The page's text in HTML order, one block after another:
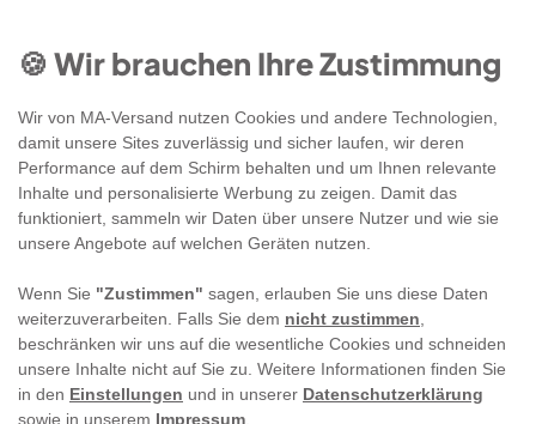
🍪 Wir brauchen Ihre Zustimmung
Wir von MA-Versand nutzen Cookies und andere Technologien,
damit unsere Sites zuverlässig und sicher laufen, wir deren
Performance auf dem Schirm behalten und um Ihnen relevante
Inhalte und personalisierte Werbung zu zeigen. Damit das
funktioniert, sammeln wir Daten über unsere Nutzer und wie sie
unsere Angebote auf welchen Geräten nutzen.
Wenn Sie "Zustimmen" sagen, erlauben Sie uns diese Daten
weiterzuverarbeiten. Falls Sie dem nicht zustimmen
beschränken wir uns auf die wesentliche Cookies und schneiden
unsere Inhalte nicht auf Sie zu. Weitere Informationen finden Sie
in den Einstellungen und in unserer Datenschutzerklärung
sowie in unserem Impressum